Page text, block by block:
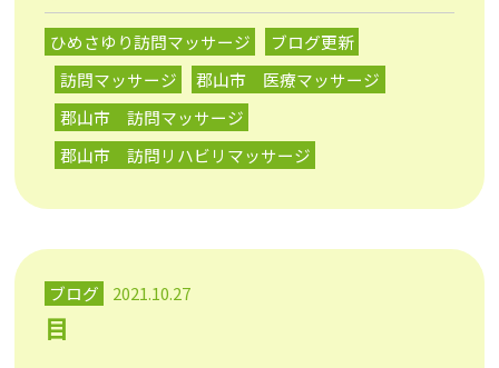
ひめさゆり訪問マッサージ
ブログ更新
訪問マッサージ
郡山市 医療マッサージ
郡山市 訪問マッサージ
郡山市 訪問リハビリマッサージ
ブログ 2021.10.27
目